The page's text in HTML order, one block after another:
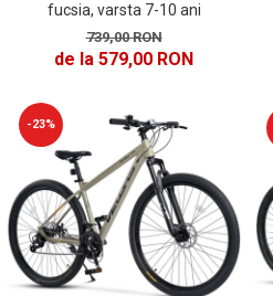
TRANSMISIE
PEDALIERE
PANTALONI PROTECTIE
RECUPERARE SI INGRIJIRE
BANDANE
CACIULI
MASTI/CAGULE
SEPCI
fucsia, varsta 7-10 ani
739,00 RON
de la 579,00 RON
-23%